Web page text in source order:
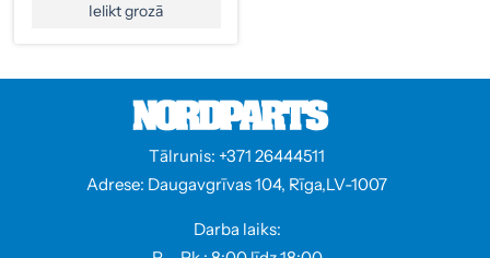
Ielikt grozā
Tālrunis: +371 26444511
Adrese: Daugavgrīvas 104, Rīga,LV-1007
Darba laiks: